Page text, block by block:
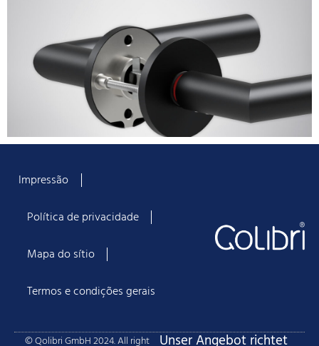
Impressão
Política de privacidade
Mapa do sítio
Termos e condições gerais
© Qolibri GmbH 2024. All right Unser Angebot richtet